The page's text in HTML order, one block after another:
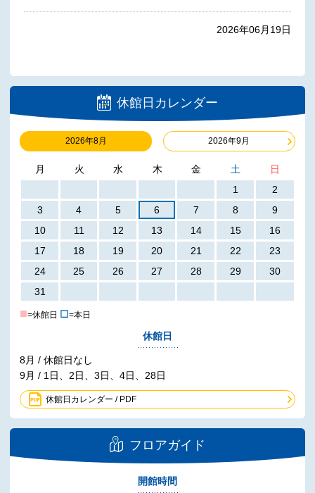
休館日カレンダー
2026年8月 2026年9月
月 火 水 木 金 土
日
1
2
3
4 5 6 7 8
9
10
11 12 13 14 15
16
17
18 19 20 21 22
23
24
25 26 27 28 29
30
31
■=休館日 ☐=本日
休館日
8月 / 休館日なし
9月 / 1日、2日、3日、4日、28日
休館日カレンダー / PDF
フロアガイド
開館時間
2026年06月19日